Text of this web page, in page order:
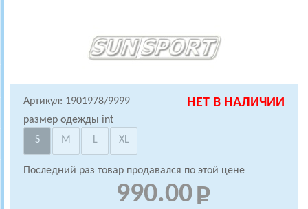
Артикул: 1901978/9999 НЕТ В НАЛИЧИИ
размер одежды int
S
M L XL
Последний раз товар продавался по этой цене
990.00